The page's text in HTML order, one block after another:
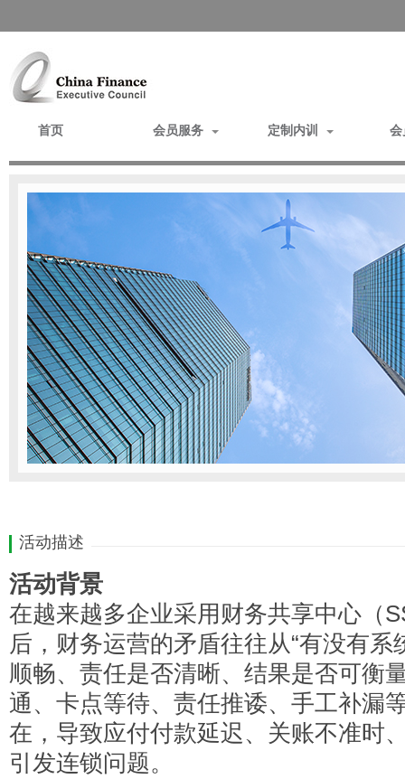
首页 会员服务 定制内训
活动描述
活动背景
在越来越多企业采用财务共享中心（
后，财务运营的矛盾往往从“有没有系
顺畅、责任是否清晰、结果是否可衡
通、卡点等待、责任推诿、手工补漏
在，导致应付付款延迟、关账不准时
引发连锁问题。